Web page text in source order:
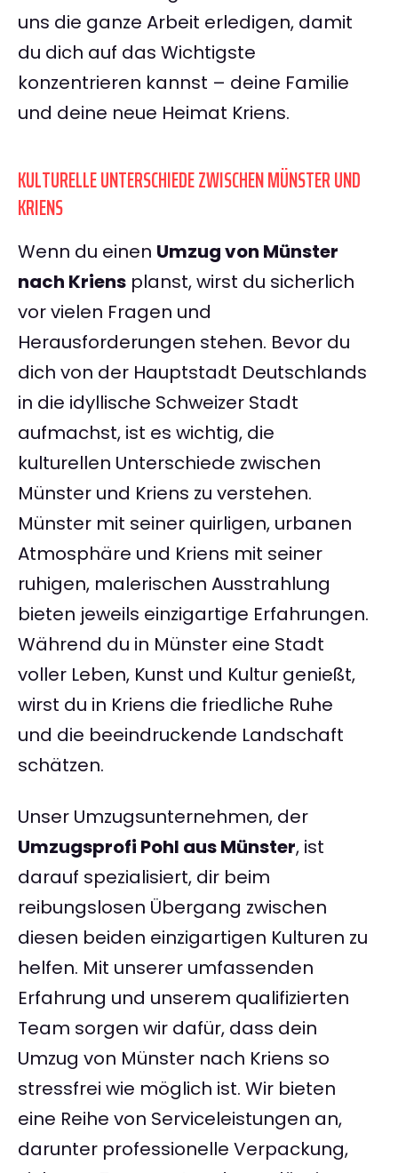
uns die ganze Arbeit erledigen, damit
du dich auf das Wichtigste
konzentrieren kannst – deine Familie
und deine neue Heimat Kriens.
KULTURELLE UNTERSCHIEDE ZWISCHEN MÜNSTER UND
KRIENS
Wenn du einen Umzug von Münster
nach Kriens planst, wirst du sicherlich
vor vielen Fragen und
Herausforderungen stehen. Bevor du
dich von der Hauptstadt Deutschlands
in die idyllische Schweizer Stadt
aufmachst, ist es wichtig, die
kulturellen Unterschiede zwischen
Münster und Kriens zu verstehen.
Münster mit seiner quirligen, urbanen
Atmosphäre und Kriens mit seiner
ruhigen, malerischen Ausstrahlung
bieten jeweils einzigartige Erfahrungen.
Während du in Münster eine Stadt
voller Leben, Kunst und Kultur genießt,
wirst du in Kriens die friedliche Ruhe
und die beeindruckende Landschaft
schätzen.
Unser Umzugsunternehmen, der
Umzugsprofi Pohl aus Münster, ist
darauf spezialisiert, dir beim
reibungslosen Übergang zwischen
diesen beiden einzigartigen Kulturen zu
helfen. Mit unserer umfassenden
Erfahrung und unserem qualifizierten
Team sorgen wir dafür, dass dein
Umzug von Münster nach Kriens so
stressfrei wie möglich ist. Wir bieten
eine Reihe von Serviceleistungen an,
darunter professionelle Verpackung,